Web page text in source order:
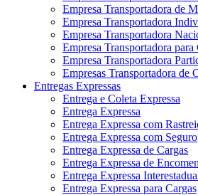
Empresa Transportadora de
Empresa Transportadora
Empresa Transportadora
Empresa Transportadora para
Empresa Transportadora
Empresas Transportadora de
Entregas Expressas
Entrega e Coleta Expressa
Entrega Expressa
Entrega Expressa com
Entrega Expressa com Seguro
Entrega Expressa de Cargas
Entrega Expressa de
Entrega Expressa
Entrega Expressa para Cargas